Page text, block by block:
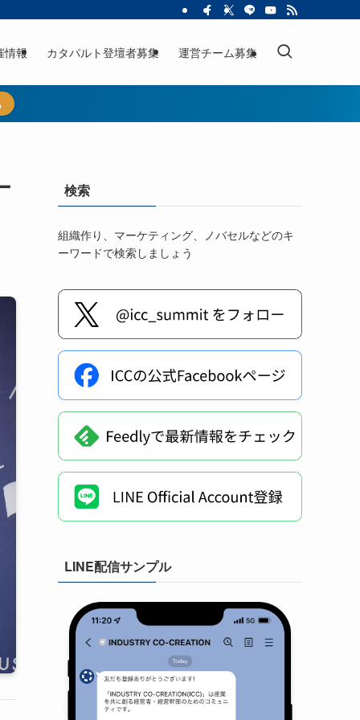
情報 カタパルト登壇者募集 運営チーム募集
検索
組織作り、マーケティング、ノバセルなどのキ
ーワードで検索しましょう
LINE配信サンプル